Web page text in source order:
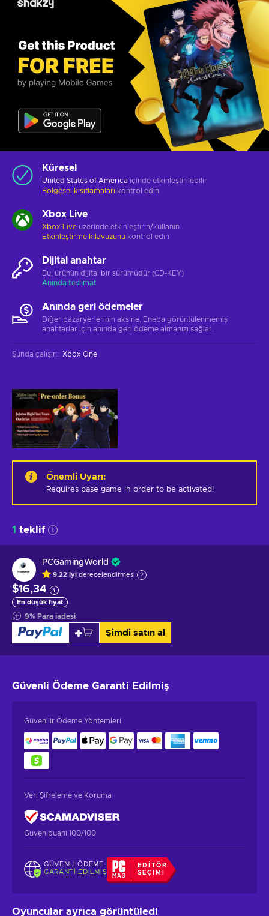
Küresel
United States of America içinde etkinleştirilebilir
Bölgesel kısıtlamaları kontrol edin
Xbox Live
Xbox Live üzerinde etkinleştirin/kullanın
Etkinleştirme kılavuzunu kontrol edin
Dijital anahtar
Bu, ürünün dijital bir sürümüdür (CD-KEY)
Anında teslimat
Anında geri ödemeler
Diğer pazaryerlerinin aksine, Eneba görüntülenmemiş
anahtarlar için anında geri ödeme almanızı sağlar.
Şunda çalışır:: Xbox One
Önemli Uyarı:
Requires base game in order to be activated!
1 teklif
PCGamingWorld
9.22 İyi derecelendirmesi
$16,34
En düşük fiyat
9% Para iadesi
Şimdi satın al
Güvenli Ödeme Garanti Edilmiş
Güvenilir Ödeme Yöntemleri
Veri Şifreleme ve Koruma
Güven puanı 100/100
GÜVENLI ÖDEME
GARANTI EDILMIŞ
EDITÖR
SEÇIMI
Oyuncular ayrıca görüntüledi